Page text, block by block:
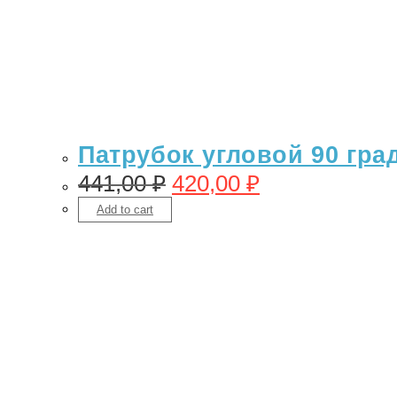
Патрубок угловой 90
441,00₽ 420,00 ₽
Add to cart